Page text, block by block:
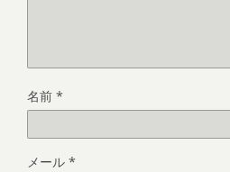
名前 *
メール *